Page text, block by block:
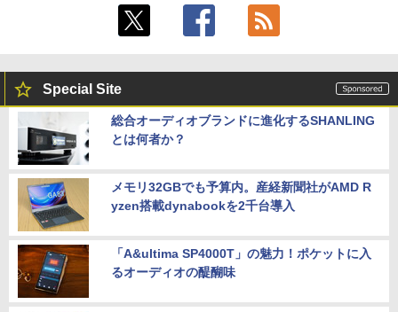
Special Site
総合オーディオブランドに進化するSHANLING
とは何者か？
メモリ32GBでも予算内。産経新聞社がAMD R
yzen搭載dynabookを2千台導入
「A&ultima SP4000T」の魅力！ポケットに入
るオーディオの醍醐味